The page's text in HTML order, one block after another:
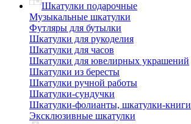
Шкатулки подарочные
Музыкальные шкатулки
Футляры для бутылки
Шкатулки для рукоделия
Шкатулки для часов
Шкатулки для ювелирных украшений
Шкатулки из бересты
Шкатулки ручной работы
Шкатулки-сундучки
Шкатулки-фолианты, шкатулки-книги
Эксклюзивные шкатулки